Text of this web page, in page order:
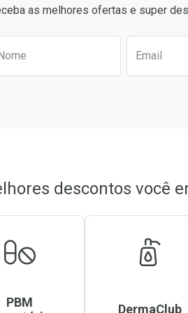
27,59/cada
27,59/cada
Por R$ 7,91/cada
Por R$ 7,91/cada
as melhores ofertas e super
o formulário
Email
descontos você
PBM
DermaClub